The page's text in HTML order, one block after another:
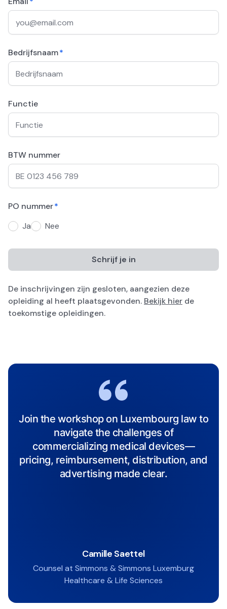
Bedrijfsnaam*
Functie
BTW nummer
PO nummer*
Ja
Nee
De inschrijvingen zijn gesloten, aangezien deze
opleiding al heeft plaatsgevonden. Bekijk hier de
toekomstige opleidingen.
Join the workshop on Luxembourg law to
navigate the challenges of
commercializing medical devices—
pricing, reimbursement, distribution, and
advertising made clear.
Camille Saettel
Counsel at Simmons & Simmons Luxemburg
Healthcare & Life Sciences